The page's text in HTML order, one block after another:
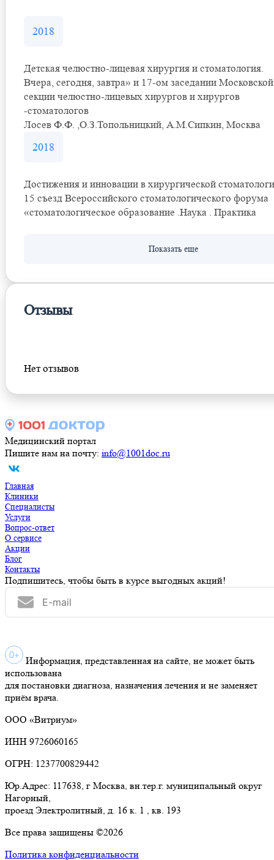
2018
Детская челюстно-лицевая хирургия и стоматология.
Вчера, сегодня, завтра» и 17-ом заседании Московской
секции челюстно-лицевых хирургов и хирургов
-стоматологов
Лосев Ф.Ф. ,О.З.Топольницкий, А.М.Сипкин, Москва
2018
Достижения и инновации в хирургической
15 съезд Всероссийского стоматологического форума
«стоматологическое образование .Наука . Практика
Отзывы
Нет отзывов
Медицинский портал
Пишите нам на почту: info@1001doc.ru
Главная
Клиники
Специалисты
Услуги
Вопрос-ответ
О сервисе
Акции
Блог
Контакты
Подпишитесь, чтобы быть в курсе выгодных акций!
Информация, представленная на сайте, не может быть
использована
для постановки диагноза, назначения лечения и не заменяет
приём врача.
ООО «Витриум»
ИНН 9726060165
ОГРН: 1237700829442
Юр.Адрес: 117638, г Москва, вн.тер.г. муниципальный округ
Нагорный,
проезд Электролитный, д. 16 к. 1 , кв. 193
Все права защищены ©2026
Политика конфиденциальности